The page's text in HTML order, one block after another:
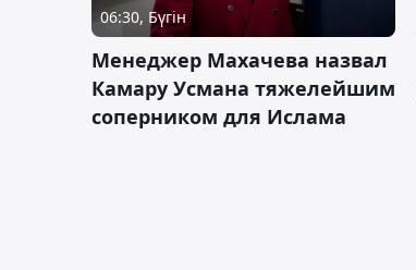
06:30, Бүгін
Менеджер Махачева назвал
Камару Усмана тяжелейшим
соперником для Ислама